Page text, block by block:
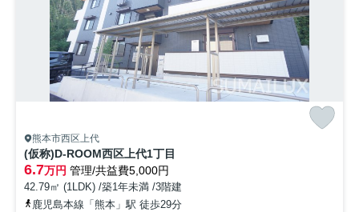
熊本市西区上代
(仮称)D-ROOM西区上代1丁目
6.7万円 管理/共益費5,000円
42.79㎡ (1LDK) /築1年未満 /3階建
鹿児島本線「熊本」駅 徒歩29分